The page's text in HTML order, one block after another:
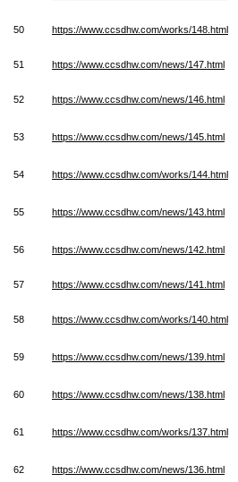
50 https://www.ccsdhw.com/works/148.html
51 https://www.ccsdhw.com/news/147.html
52 https://www.ccsdhw.com/news/146.html
53 https://www.ccsdhw.com/news/145.html
54 https://www.ccsdhw.com/works/144.html
55 https://www.ccsdhw.com/news/143.html
56 https://www.ccsdhw.com/news/142.html
57 https://www.ccsdhw.com/news/141.html
58 https://www.ccsdhw.com/works/140.html
59 https://www.ccsdhw.com/news/139.html
60 https://www.ccsdhw.com/news/138.html
61 https://www.ccsdhw.com/works/137.html
62 https://www.ccsdhw.com/news/136.html